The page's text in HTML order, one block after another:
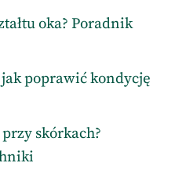
oka? Poradnik
poprawić kondycję
skórkach?